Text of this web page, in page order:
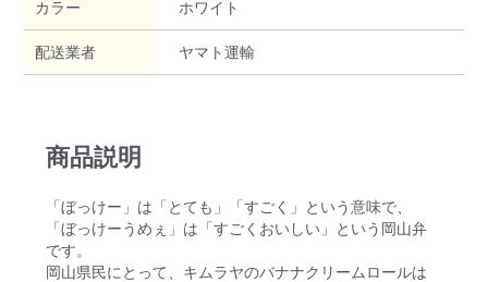
カラー ホワイト
配送業者 ヤマト運輸
商品説明
「ぼっけー」は「とても」「すごく」という意味で、
「ぼっけーうめぇ」は「すごくおいしい」という岡山弁
です。
岡山県民にとって、キムラヤのバナナクリームロールは